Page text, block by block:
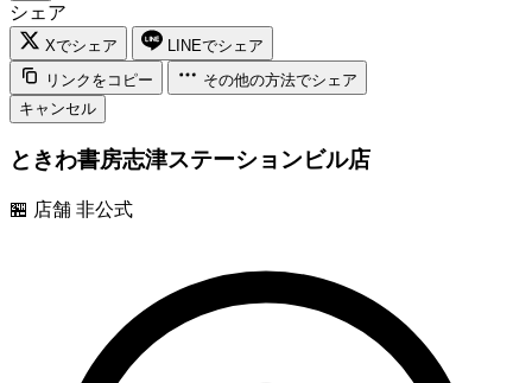
シェア
Xでシェア
LINEでシェア
リンクをコピー
その他の方法でシェア
キャンセル
ときわ書房志津ステーションビル店
🏪 店舗 非公式